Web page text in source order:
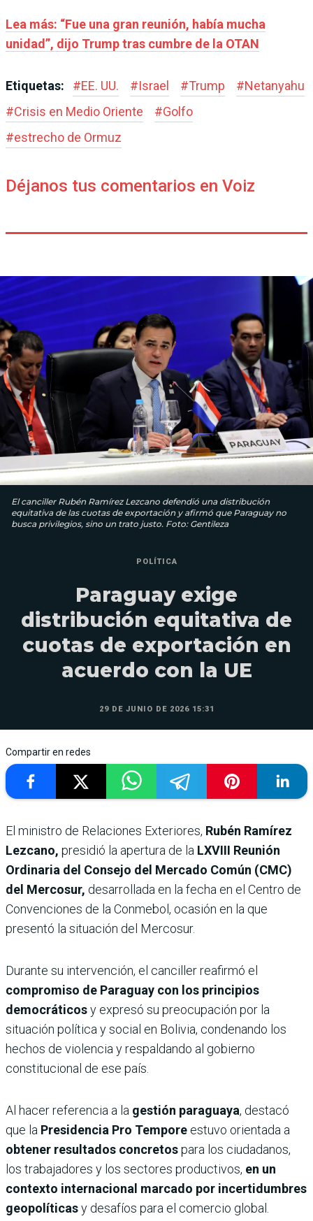
Lea más: “Fue una gran reunión, había mucha
unidad”, dijo Trump tras cumbre de la OTAN
Etiquetas: #EE. UU. #Israel #Trump #Netanyahu
#Crisis en Medio Oriente #Golfo
#estrecho de Ormuz
Déjanos tus comentarios en Voiz
El canciller Rubén Ramírez Lezcano defendió una distribución
equitativa de las cuotas de exportación y afirmó que Paraguay no
busca privilegios, sino un trato justo. Foto: Gentileza
POLÍTICA
Paraguay exige
distribución equitativa de
cuotas de exportación en
acuerdo con la UE
29 DE JUNIO DE 2026 15:31
Compartir en redes
El ministro de Relaciones Exteriores, Rubén Ramírez
Lezcano, presidió la apertura de la LXVIII Reunión
Ordinaria del Consejo del Mercado Común (CMC)
del Mercosur, desarrollada en la fecha en el Centro de
Convenciones de la Conmebol, ocasión en la que
presentó la situación del Mercosur.
Durante su intervención, el canciller reafirmó el
compromiso de Paraguay con los principios
democráticosy expresó su preocupación por la
situación política y social en Bolivia, condenando los
hechos de violencia y respaldando al gobierno
constitucional de ese país.
Al hacer referencia a la gestión paraguaya, destacó
que la Presidencia Pro Tempore estuvo orientada a
obtener resultados concretospara los ciudadanos,
los trabajadores y los sectores productivos, en un
contexto internacional marcado por incertidumbres
geopolíticasy desafíos para el comercio global.